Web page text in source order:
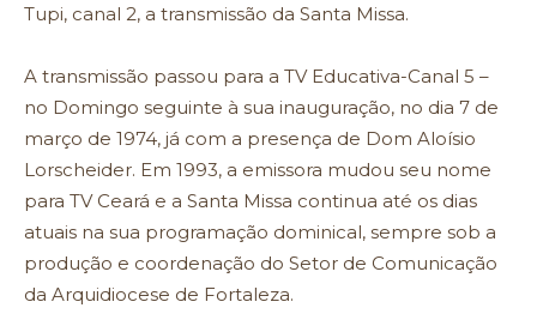
Tupi, canal 2, a transmissão da Santa Missa.
A transmissão passou para a TV Educativa-Canal 5 –
no Domingo seguinte à sua inauguração, no dia 7 de
março de 1974, já com a presença de Dom Aloísio
Lorscheider. Em 1993, a emissora mudou seu nome
para TV Ceará e a Santa Missa continua até os dias
atuais na sua programação dominical, sempre sob a
produção e coordenação do Setor de Comunicação
da Arquidiocese de Fortaleza.